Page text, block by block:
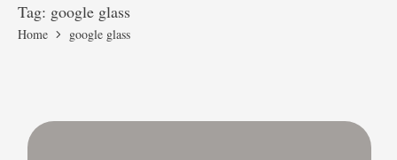
Tag: google glass
Home google glass